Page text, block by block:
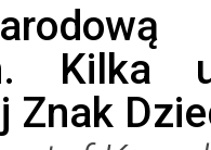
Kilka
Znak